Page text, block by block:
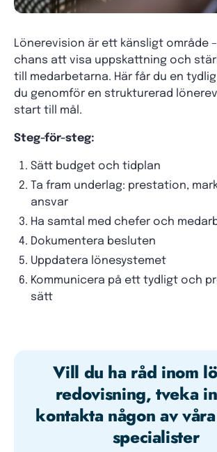
Lönerevision är ett känsligt område
chans att visa uppskattning och
till medarbetarna. Här får du en
du genomför en strukturerad
start till mål.
Steg-för-steg:
Sätt budget och tidplan
Ta fram underlag: prestation,
ansvar
Ha samtal med chefer och
Dokumentera besluten
Uppdatera lönesystemet
Kommunicera på ett tydligt och
sätt
Vill du ha råd inom
redovisning, tveka
kontakta någon av
specialister